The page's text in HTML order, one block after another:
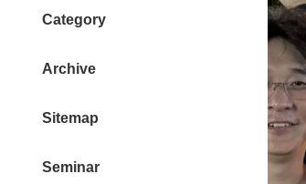
Category
Archive
Sitemap
Seminar